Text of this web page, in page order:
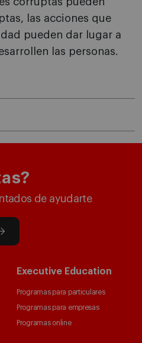
las acciones que
pueden dar lugar a
las personas.
de ayudarte
Executive Education
Programas para particulares
Programas para empresas
Programas online